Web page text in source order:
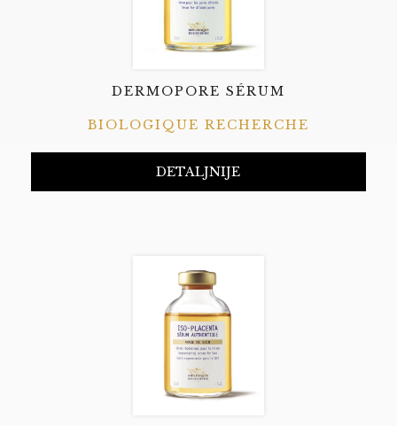
DERMOPORE SÉRUM
BIOLOGIQUE RECHERCHE
DETALJNIJE